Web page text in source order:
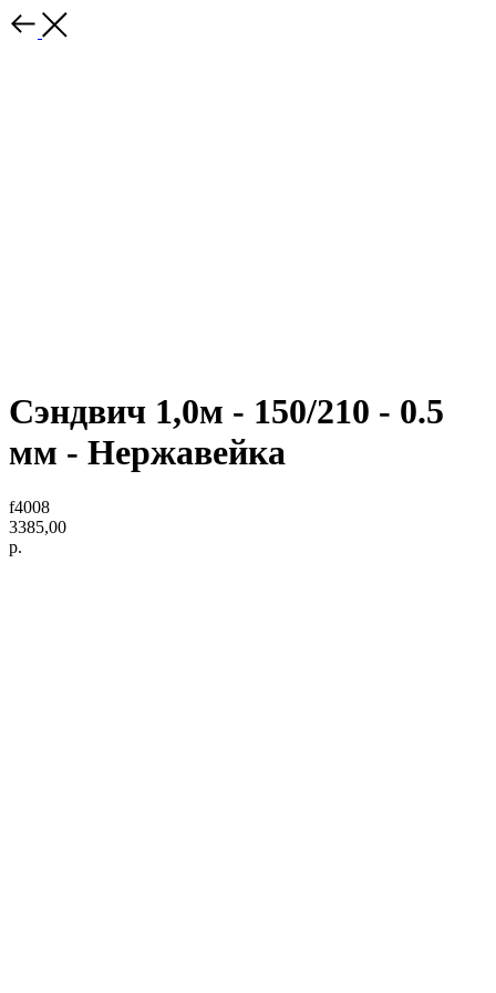
Сэндвич 1,0м - 150/210 - 0.5
мм - Нержавейка
f4008
3385,00
р.